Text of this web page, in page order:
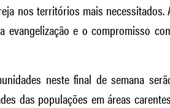
nos territórios mais necessitados.
e o compromisso
neste final de semana
das populações em áreas